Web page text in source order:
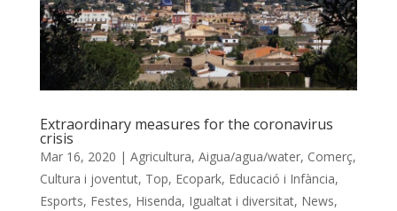
Extraordinary measures for the coronavirus
crisis
Mar 16, 2020 | Agricultura, Aigua/agua/water, Comerç,
Cultura i joventut, Top, Ecopark, Educació i Infància,
Esports, Festes, Hisenda, Igualtat i diversitat, News,